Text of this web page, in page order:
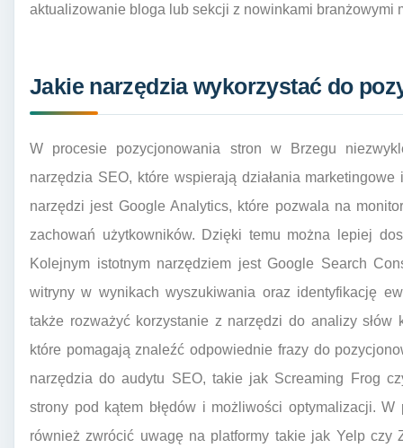
aktualizowanie bloga lub sekcji z nowinkami branżowymi
Jakie narzędzia wykorzystać do
W procesie pozycjonowania stron w Brzegu
narzędzia SEO, które wspierają działania
narzędzi jest Google Analytics, które pozwala na
zachowań użytkowników. Dzięki temu można lepiej
Kolejnym istotnym narzędziem jest Google Search
witryny w wynikach wyszukiwania oraz identyfikację
także rozważyć korzystanie z narzędzi do analizy
które pomagają znaleźć odpowiednie frazy do
narzędzia do audytu SEO, takie jak Screaming Frog
strony pod kątem błędów i możliwości optymalizacji.
również zwrócić uwagę na platformy takie jak Yelp czy